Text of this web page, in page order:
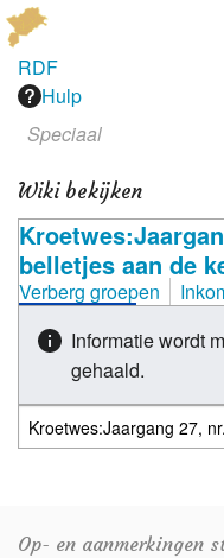
Menu
Publicaties
Dialect
Locaties
Kaarten
Overig
Verenigingsinfo
RDF
Hulp
Speciaal
Wiki bekijken
belletjes aan de
Verberg groepen
Informatie wordt
gehaald.
Op- en aanmerkingen